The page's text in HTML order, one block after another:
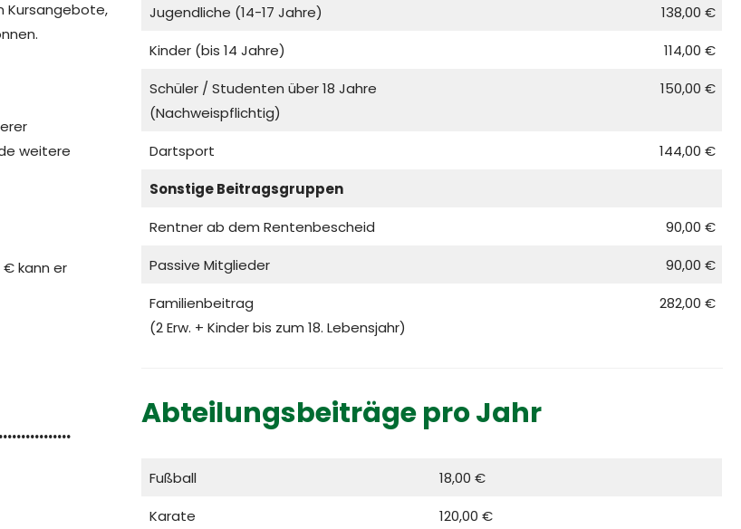
Kursangebote,
weitere
€ kann er
Jugendliche (14-17 Jahre)
138,00 €
Kinder (bis 14 Jahre)
114,00 €
Schüler / Studenten über 18 Jahre
(Nachweispflichtig)
150,00 €
Dartsport
144,00 €
Sonstige Beitragsgruppen
Rentner ab dem Rentenbescheid
90,00 €
Passive Mitglieder
90,00 €
Familienbeitrag
(2 Erw. + Kinder bis zum 18. Lebensjahr)
282,00 €
Abteilungsbeiträge pro Jahr
Fußball
18,00 €
Karate
120,00 €